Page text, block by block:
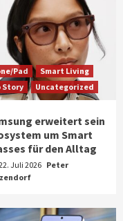
Pad
Smart Living
Story
Uncategorized
erweitert sein
um Smart
für den Alltag
Juli 2026 Peter